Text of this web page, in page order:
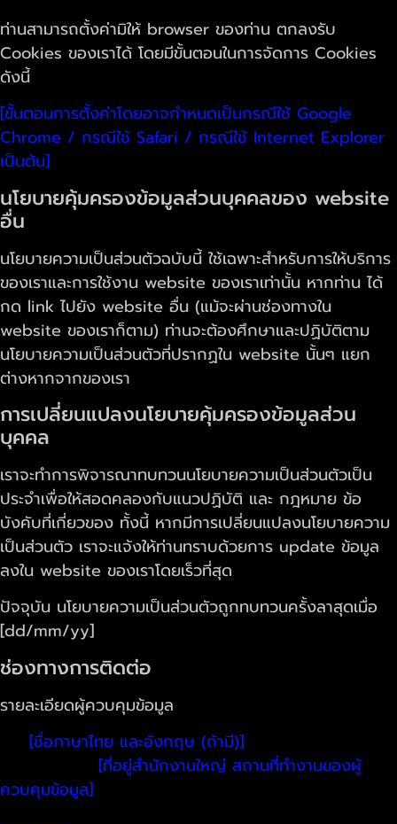
ท่านสามารถตั้งค่ามิให้ browser ของท่าน ตกลงรับ
Cookies ของเราได้ โดยมีขั้นตอนในการจัดการ Cookies
ดังนี้
[ขั้นตอนการตั้งค่าโดยอาจกำหนดเป็นกรณีใช้ Google
Chrome / กรณีใช้ Safari / กรณีใช้ Internet Explorer
เป็นต้น]
นโยบายคุ้มครองข้อมูลส่วนบุคคลของ website
อื่น
นโยบายความเป็นส่วนตัวฉบับนี้ ใช้เฉพาะสำหรับการให้บริการ
ของเราและการใช้งาน website ของเราเท่านั้น หากท่าน ได้
กด link ไปยัง website อื่น (แม้จะผ่านช่องทางใน
website ของเราก็ตาม) ท่านจะต้องศึกษาและปฏิบัติตาม
นโยบายความเป็นส่วนตัวที่ปรากฏใน website นั้นๆ แยก
ต่างหากจากของเรา
การเปลี่ยนแปลงนโยบายคุ้มครองข้อมูลส่วน
บุคคล
เราจะทำการพิจารณาทบทวนนโยบายความเป็นส่วนตัวเป็น
ประจำเพื่อให้สอดคลองกับแนวปฏิบัติ และ กฎหมาย ข้อ
บังคับที่เกี่ยวของ ทั้งนี้ หากมีการเปลี่ยนแปลงนโยบายความ
เป็นส่วนตัว เราจะแจ้งให้ท่านทราบด้วยการ update ข้อมูล
ลงใน website ของเราโดยเร็วที่สุด
ปัจจุบัน นโยบายความเป็นส่วนตัวถูกทบทวนครั้งลาสุดเมื่อ
[dd/mm/yy]
ช่องทางการติดต่อ
รายละเอียดผู้ควบคุมข้อมูล
[ชื่อภาษาไทย และอังกฤษ (ถ้ามี)]
[ที่อยู่สำนักงานใหญ่ สถานที่ทำงานของผู้
ควบคุมข้อมูล]